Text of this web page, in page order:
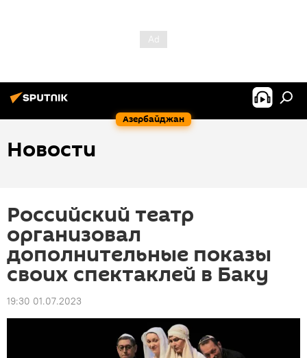
Азербайджан
Новости
Российский театр
организовал
дополнительные показы
своих спектаклей в Баку
19:30 01.07.2023